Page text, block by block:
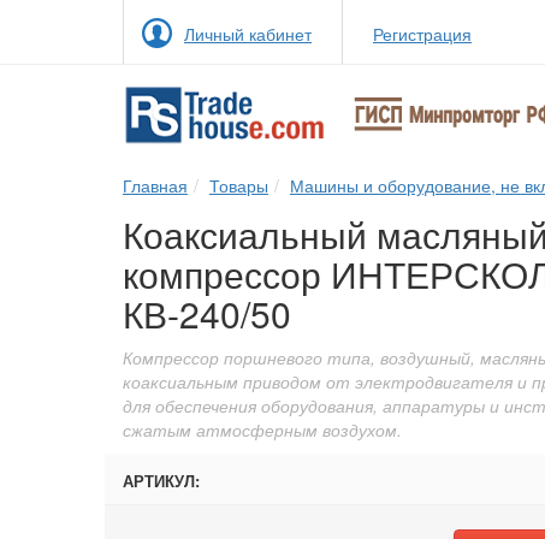
Личный кабинет Регистрация
Главная Товары Машины и оборудование, не
Коаксиальный масляный
компрессор
КВ-240/50
Компрессор поршневого типа, воздушный,
коаксиальным приводом от электродвигателя и
для обеспечения оборудования, аппаратуры и
сжатым атмосферным воздухом.
АРТИКУЛ: